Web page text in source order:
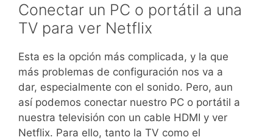
Conectar un PC o portátil a una
TV para ver Netflix
Esta es la opción más complicada, y la que
más problemas de configuración nos va a
dar, especialmente con el sonido. Pero, aun
así podemos conectar nuestro PC o portátil a
nuestra televisión con un cable HDMI y ver
Netflix. Para ello, tanto la TV como el